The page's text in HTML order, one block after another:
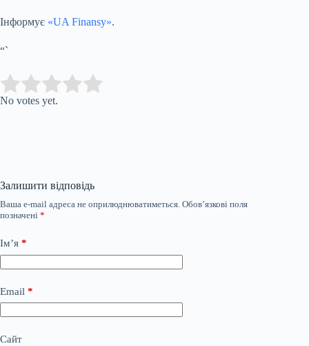
Інформує «UA Finansy».
“`
Rate this item:
No votes yet.
Залишити відповідь
Ваша e-mail адреса не оприлюднюватиметься. Обов’язкові поля
позначені *
Ім’я *
Email *
Сайт